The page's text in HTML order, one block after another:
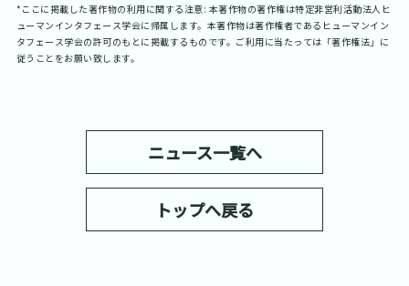
*ここに掲載した著作物の利用に関する注意: 本著作物の著作権は特定非営利活動法人ヒ
ューマンインタフェース学会に帰属します。本著作物は著作権者であるヒューマンイン
タフェース学会の許可のもとに掲載するものです。ご利用に当たっては「著作権法」に
従うことをお願い致します。
ニュース一覧へ
トップへ戻る